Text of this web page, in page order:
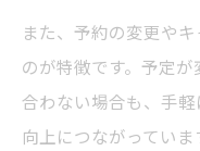
また、予約の変更や
のが特徴です。予定
合わない場合も、手
向上につながっていま